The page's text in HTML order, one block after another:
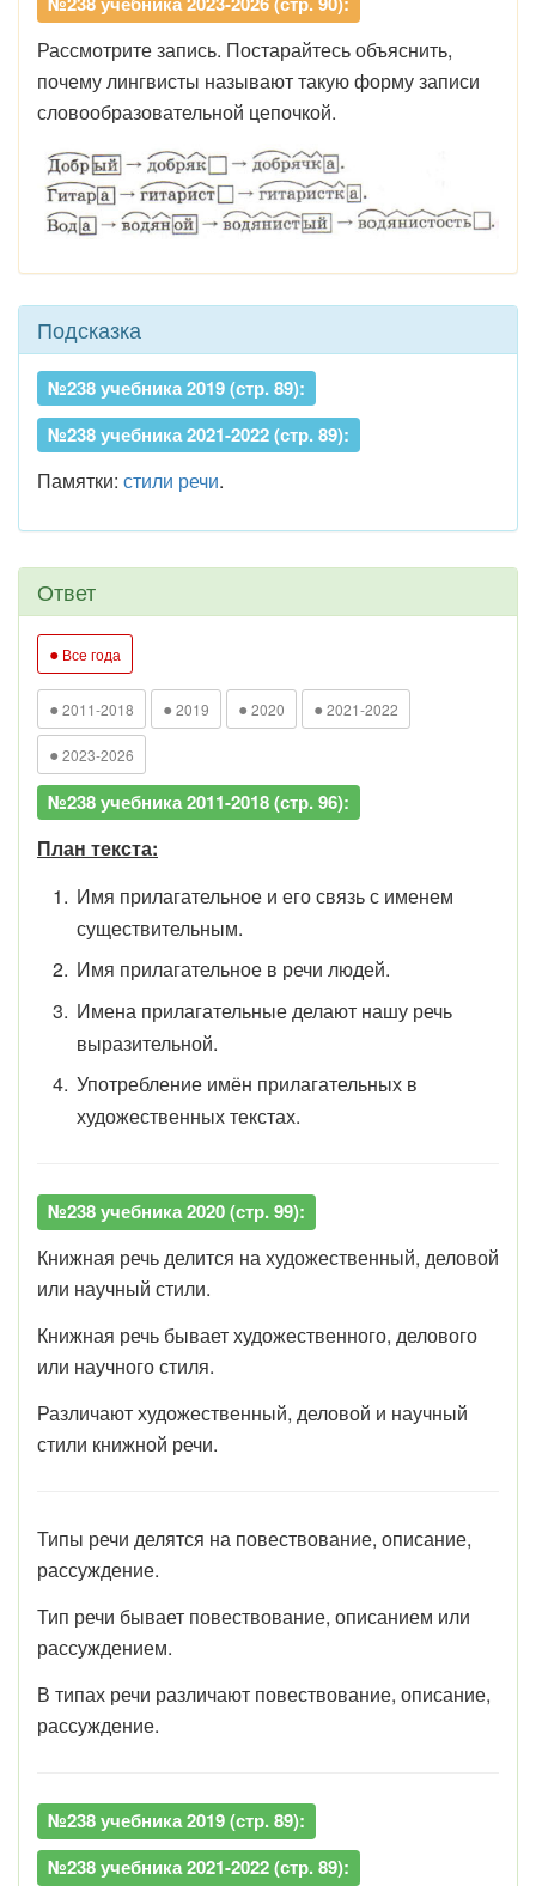
Рассмотрите запись. Постарайтесь объяснить,
почему лингвисты называют такую форму записи
словообразовательной цепочкой.
Подсказка
№238 учебника 2019 (стр. 89):
№238 учебника 2021-2022 (стр. 89):
Памятки: стили речи.
Ответ
● Все года
● 2011-2018 ● 2019 ● 2020 ● 2021-2022
● 2023-2026
№238 учебника 2011-2018 (стр. 96):
План текста:
Имя прилагательное и его связь с именем
существительным.
Имя прилагательное в речи людей.
Имена прилагательные делают нашу речь
выразительной.
Употребление имён прилагательных в
художественных текстах.
№238 учебника 2020 (стр. 99):
Книжная речь делится на художественный, деловой
или научный стили.
Книжная речь бывает художественного, делового
или научного стиля.
Различают художественный, деловой и научный
стили книжной речи.
Типы речи делятся на повествование, описание,
рассуждение.
Тип речи бывает повествование, описанием или
рассуждением.
В типах речи различают повествование, описание,
рассуждение.
№238 учебника 2019 (стр. 89):
№238 учебника 2021-2022 (стр. 89):